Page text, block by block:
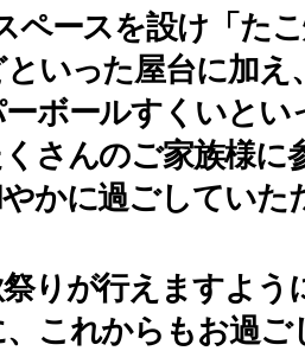
ペースを設け「た
いった屋台に加え
ボールすくいとい
さんのご家族様に
かに過ごしていた
りが行えますよう
これからもお過